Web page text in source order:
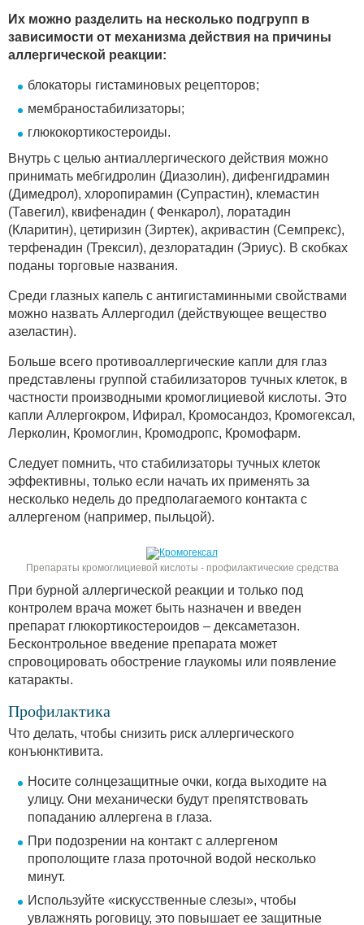
Их можно разделить на несколько подгрупп в
зависимости от механизма действия на причины
аллергической реакции:
блокаторы гистаминовых рецепторов;
мембраностабилизаторы;
глюкокортикостероиды.
Внутрь с целью антиаллергического действия можно
принимать мебгидролин (Диазолин), дифенгидрамин
(Димедрол), хлоропирамин (Супрастин), клемастин
(Тавегил), квифенадин ( Фенкарол), лоратадин
(Кларитин), цетиризин (Зиртек), акривастин (Семпрекс),
терфенадин (Трексил), дезлоратадин (Эриус). В скобках
поданы торговые названия.
Среди глазных капель с антигистаминными свойствами
можно назвать Аллергодил (действующее вещество
азеластин).
Больше всего противоаллергические капли для глаз
представлены группой стабилизаторов тучных клеток, в
частности производными кромоглициевой кислоты. Это
капли Аллергокром, Ифирал, Кромосандоз, Кромогексал,
Лерколин, Кромоглин, Кромодропс, Кромофарм.
Следует помнить, что стабилизаторы тучных клеток
эффективны, только если начать их применять за
несколько недель до предполагаемого контакта с
аллергеном (например, пыльцой).
Препараты кромоглициевой кислоты - профилактические средства
При бурной аллергической реакции и только под
контролем врача может быть назначен и введен
препарат глюкортикостероидов – дексаметазон.
Бесконтрольное введение препарата может
спровоцировать обострение глаукомы или появление
катаракты.
Профилактика
Что делать, чтобы снизить риск аллергического
конъюнктивита.
Носите солнцезащитные очки, когда выходите на
улицу. Они механически будут препятствовать
попаданию аллергена в глаза.
При подозрении на контакт с аллергеном
прополощите глаза проточной водой несколько
минут.
Используйте «искусственные слезы», чтобы
увлажнять роговицу, это повышает ее защитные